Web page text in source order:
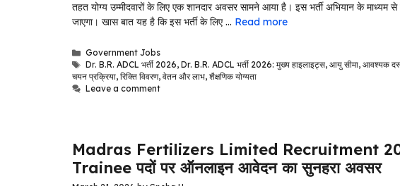
तहत योग्य उम्मीदवारों के लिए एक शानदार अवसर सामने आया है। इस भर्ती अभियान के
जाएगा। खास बात यह है कि इस भर्ती के लिए … Read more
Categories
Government Jobs
Tags
Dr. B.R. ADCL भर्ती 2026,Dr. B.R. ADCL भर्ती 2026: मुख्य हाइलाइट्स,आयु सीमा,आवश्यक
चयन प्रक्रिया, रिक्ति विवरण, वेतन और लाभ, शैक्षणिक योग्यता
Leave a comment
Madras Fertilizers Limited Recruitment
Trainee पदों पर ऑनलाइन आवेदन का सुनहरा अवसर